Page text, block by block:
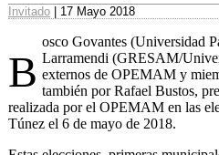
Invitado | 17 Mayo 2018
B
osco Govantes (Universidad
Larramendi (GRESAM/
externos de OPEMAM y
también por Rafael Bustos,
realizada por el OPEMAM en las
Túnez el 6 de mayo de 2018.